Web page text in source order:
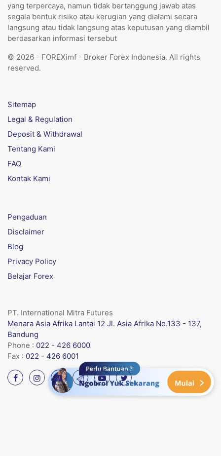
yang terpercaya, namun tidak bertanggung jawab atas
segala bentuk risiko atau kerugian yang dialami secara
langsung atau tidak langsung atas keputusan yang diambil
berdasarkan informasi tersebut
© 2026 - FOREXimf - Broker Forex Indonesia. All rights
reserved.
Sitemap
Legal & Regulation
Deposit & Withdrawal
Tentang Kami
FAQ
Kontak Kami
Pengaduan
Disclaimer
Blog
Privacy Policy
Belajar Forex
PT. International Mitra Futures
Menara Asia Afrika Lantai 12 Jl. Asia Afrika No.133 - 137,
Bandung
Phone : 022 - 426 6000
Fax : 022 - 426 6001